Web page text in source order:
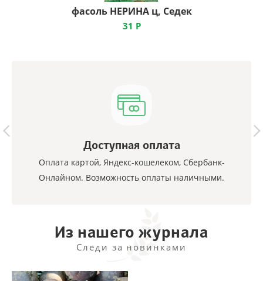
фасоль НЕРИНА ц, Седек
31 Р
Доступная оплата
Оплата картой, Яндекс-кошелеком, Сбербанк-
Онлайном. Возможность оплаты наличными.
Из нашего журнала
Следи за новинками